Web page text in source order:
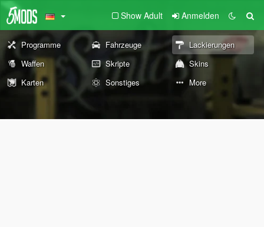
Show Adult Anmelden
Programme Fahrzeuge
Lackierungen
Waffen
Skripte
Skins
Karten
Sonstiges More